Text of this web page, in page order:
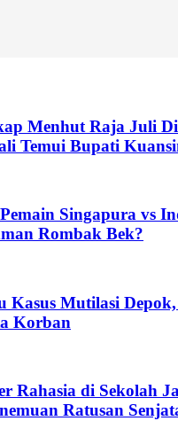
Menhut Raja Juli
Temui Bupati
Singapura vs
Rombak Bek?
Kasus Mutilasi
Korban
Rahasia di Sekolah
Ratusan